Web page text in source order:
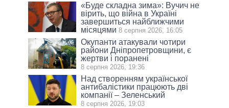
«Буде складна зима»: Вучич не
вірить, що війна в Україні
завершиться найближчими
місяцями 8 серпня 2026, 16:05
Окупанти атакували чотири
райони Дніпропетровщини, є
жертви і поранені
8 серпня 2026, 19:36
Над створенням української
антибалістики працюють дві
компанії – Зеленський
8 серпня 2026, 19:03